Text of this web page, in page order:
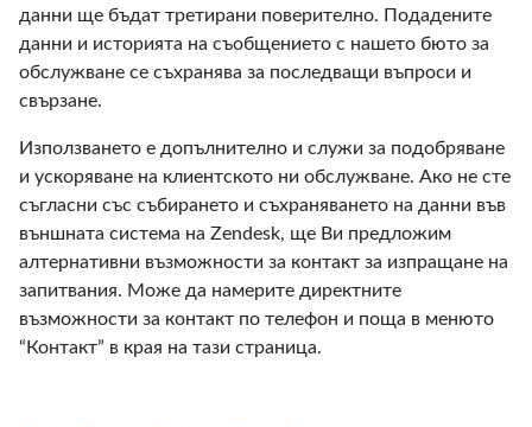
данни ще бъдат третирани поверително. Подадените
данни и историята на съобщението с нашето бюто за
обслужване се съхранява за последващи въпроси и
свързане.
Използването е допълнително и служи за подобряване
и ускоряване на клиентското ни обслужване. Ако не сте
съгласни със събирането и съхраняването на данни във
външната система на Zendesk, ще Ви предложим
алтернативни възможности за контакт за изпращане на
запитвания. Може да намерите директните
възможности за контакт по телефон и поща в менюто
“Контакт” в края на тази страница.